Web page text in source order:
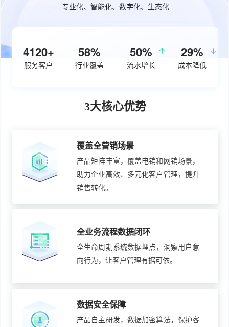
专业化、智能化、数字化、生态化
4960+
服务客户
60%
行业覆盖
50%
流水增长
30%
成本降低
3大核心优势
覆盖全营销场景
产品矩阵丰富，覆盖电销和网销场景，
助力企业高效、多元化客户管理，提升
销售转化。
全业务流程数据闭环
全生命周期系统数据埋点，洞察用户意
向行为，让客户管理有据可依。
数据安全保障
产品自主研发，数据加密算法，保护客